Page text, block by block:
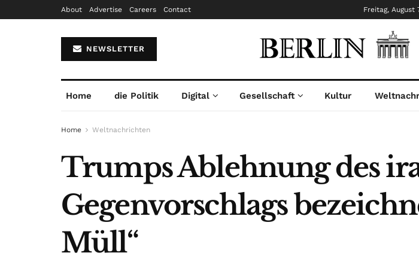
About Advertise Careers Contact Freitag, August
NEWSLETTER
Home die Politik Digital Gesellschaft Kultur
Home Weltnachrichten
Trumps Ablehnung des
Gegenvorschlags
Müll“